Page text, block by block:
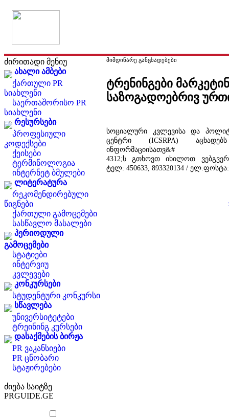
ძირითადი მენიუ
ახალი ამბები
ქართული PR
სიახლენი
საერთაშორისო PR
სიახლენი
რესურსები
პროფესიული
კოდექსები
ქეისები
ტერმინოლოგია
ინტერნეტ ბმულები
ლიტერატურა
რეკომენდირებული
წიგნები
ქართული გამოცემები
სასწავლო მასალები
პერიოდული
გამოცემები
სტატიები
ინტერვიუ
კვლევები
კონკურსები
სტუდენტური კონკურსი
სწავლება
უნივერსიტეტები
ტრეინინგ კურსები
დასაქმების ბირჟა
PR ვაკანსიები
PR ცნობარი
სტაჟირებები
ძიება საიტზე
PRGUIDE.GE
მიმდინარე განცხადებები
ტრენინგები
საზოგადოებრივ
სოციალური კვლევისა და
ცენტრი (ICSRPA)
ინფორმაციისათვ&#
4312;ს გთხოვთ იხილოთ
ტელ: 450633, 893320134 /